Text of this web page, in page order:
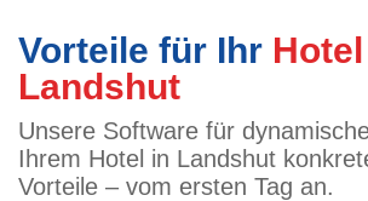
Vorteile für Ihr
Landshut
Unsere Software für
Ihrem Hotel in Landshut
Vorteile – vom ersten Tag an.